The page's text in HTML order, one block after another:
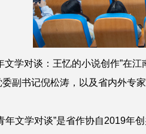
文学对谈：王忆的小说创作”在江
委副书记倪松涛 ，以及省内外专
年文学对谈”是省作协自2019年